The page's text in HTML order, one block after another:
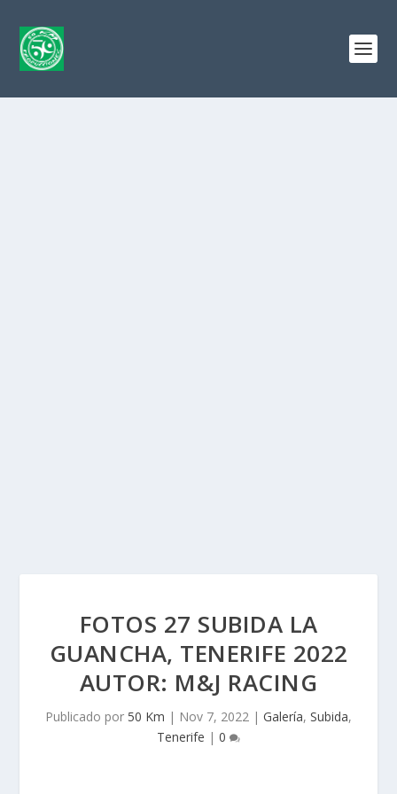
FOTOS 27 SUBIDA LA
GUANCHA, TENERIFE 2022
AUTOR: M&J RACING
Publicado por 50 Km | Nov 7, 2022 | Galería, Subida,
Tenerife | 0